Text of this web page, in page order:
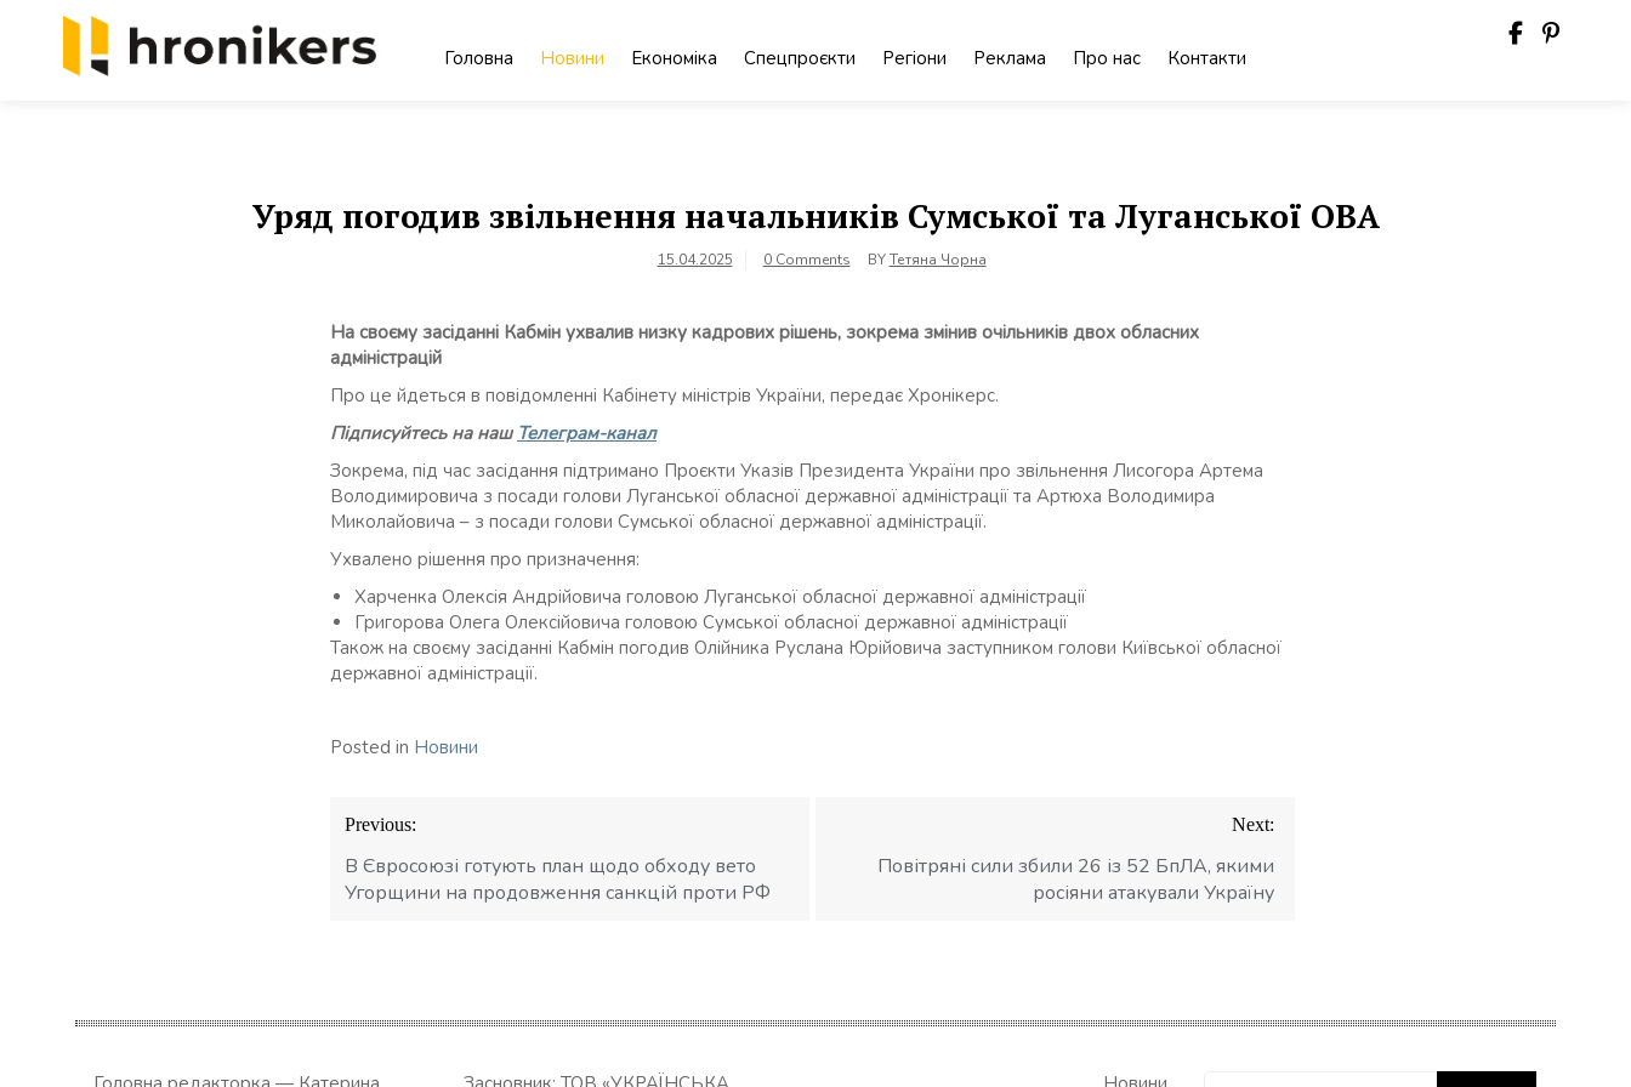
Головна Новини Економіка Спецпроєкти Регіони Реклама Про нас Контакти
Уряд погодив звільнення начальників Сумської та Луганської ОВА
15.04.2025 0 Comments BYТетяна Чорна
На своєму засіданні Кабмін ухвалив низку кадрових рішень, зокрема змінив очільників двох обласних
адміністрацій
Про це йдеться в повідомленні Кабінету міністрів України, передає Хронікерс.
Підписуйтесь на наш Телеграм-канал
Зокрема, під час засідання підтримано Проєкти Указів Президента України про звільнення Лисогора Артема
Володимировича з посади голови Луганської обласної державної адміністрації та Артюха Володимира
Миколайовича – з посади голови Сумської обласної державної адміністрації.
Ухвалено рішення про призначення:
Харченка Олексія Андрійовича головою Луганської обласної державної адміністрації
Григорова Олега Олексійовича головою Сумської обласної державної адміністрації
Також на своєму засіданні Кабмін погодив Олійника Руслана Юрійовича заступником голови Київської обласної
державної адміністрації.
Posted in Новини
Навігація
записів
Previous:
В Євросоюзі готують план щодо обходу вето
Угорщини на продовження санкцій проти РФ
Next:
Повітряні сили збили 26 із 52 БпЛА, якими
росіяни атакували Україну